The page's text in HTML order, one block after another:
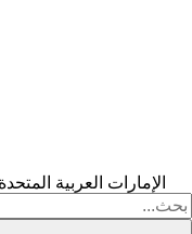
الإمارات العربية